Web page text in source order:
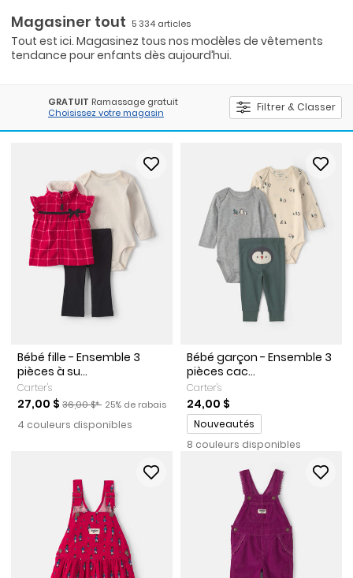
Magasiner tout 5 334 articles
Tout est ici. Magasinez tous nos modèles de vêtements
tendance pour enfants dès aujourd’hui.
GRATUIT Ramassage gratuit
Choisissez votre magasin
Filtrer & Classer
Bébé fille - Ensemble 3
pièces à su...
Carter's
Prix de solde
27,00 $ Prix ​​de détail suggéré par le fabricant
36,00 $* Pourcentage de rabais
25% de rabais
4 couleurs disponibles
Bébé garçon - Ensemble 3
pièces cac...
Carter's
24,00 $
Promotions
Nouveautés
8 couleurs disponibles